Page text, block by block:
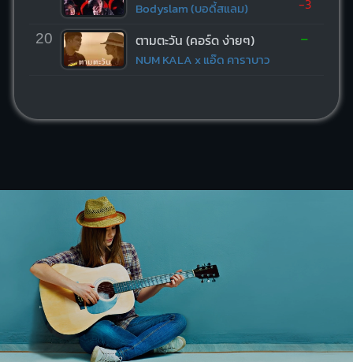
Bodyslam (บอดี้สแลม) -3
20 ตามตะวัน (คอร์ด ง่ายๆ)
NUM KALA x แอ๊ด คาราบาว
-